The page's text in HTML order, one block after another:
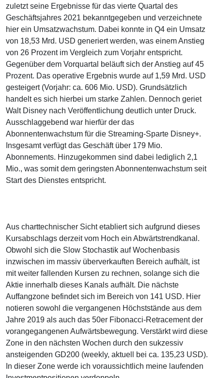
zuletzt seine Ergebnisse für das vierte Quartal des
Geschäftsjahres 2021 bekanntgegeben und verzeichnete
hier ein Umsatzwachstum. Dabei konnte in Q4 ein Umsatz
von 18,53 Mrd. USD generiert werden, was einem Anstieg
von 26 Prozent im Vergleich zum Vorjahr entspricht.
Gegenüber dem Vorquartal beläuft sich der Anstieg auf 45
Prozent. Das operative Ergebnis wurde auf 1,59 Mrd. USD
gesteigert (Vorjahr: ca. 606 Mio. USD). Grundsätzlich
handelt es sich hierbei um starke Zahlen. Dennoch geriet
Walt Disney nach Veröffentlichung deutlich unter Druck.
Ausschlaggebend war hierfür der das
Abonnentenwachstum für die Streaming-Sparte Disney+.
Insgesamt verfügt das Geschäft über 179 Mio.
Abonnements. Hinzugekommen sind dabei lediglich 2,1
Mio., was somit dem geringsten Abonnentenwachstum seit
Start des Dienstes entspricht.
Aus charttechnischer Sicht etabliert sich aufgrund dieses
Kursabschlags derzeit vom Hoch ein Abwärtstrendkanal.
Obwohl sich die Slow Stochastik auf Wochenbasis
inzwischen im massiv überverkauften Bereich aufhält, ist
mit weiter fallenden Kursen zu rechnen, solange sich die
Aktie innerhalb dieses Kanals aufhält. Die nächste
Auffangzone befindet sich im Bereich von 141 USD. Hier
notieren sowohl die vergangenen Höchststände aus dem
Jahre 2019 als auch das 50er Fibonacci-Retracement der
vorangegangenen Aufwärtsbewegung. Verstärkt wird diese
Zone in den nächsten Wochen durch den sukzessiv
ansteigenden GD200 (weekly, aktuell bei ca. 135,23 USD).
In dieser Zone werde ich voraussichtlich meine laufenden